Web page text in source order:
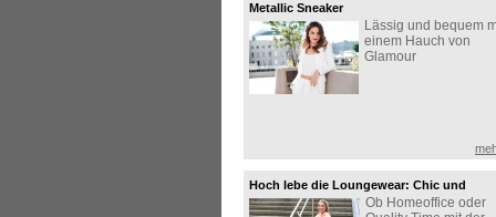
Metallic Sneaker
Lässig und bequem
einem Hauch von
Glamour
Hoch lebe die Loungewear: Chic und
bequem zuhause
Ob Homeoffice oder